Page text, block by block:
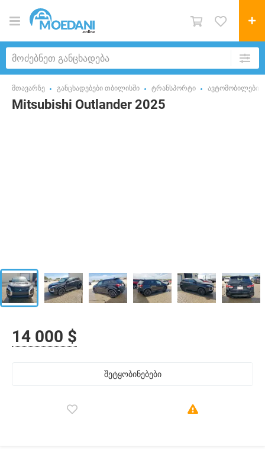
მთავარზე განცხადებები თბილისში ტრანსპორტი ავტომობილები
Mitsubishi Outlander 2025
14 000 $
შეტყობინებები